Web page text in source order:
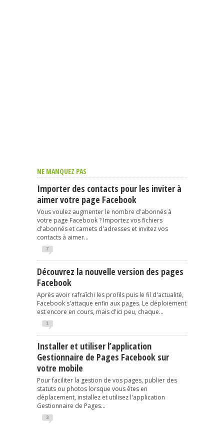
NE MANQUEZ PAS
Importer des contacts pour les inviter à
aimer votre page Facebook
Vous voulez augmenter le nombre d'abonnés à
votre page Facebook ? Importez vos fichiers
d'abonnés et carnets d'adresses et invitez vos
contacts à aimer...
7
Découvrez la nouvelle version des pages
Facebook
Après avoir rafraîchi les profils puis le fil d'actualité,
Facebook s'attaque enfin aux pages. Le déploiement
est encore en cours, mais d'ici peu, chaque...
1
Installer et utiliser l’application
Gestionnaire de Pages Facebook sur
votre mobile
Pour faciliter la gestion de vos pages, publier des
statuts ou photos lorsque vous êtes en
déplacement, installez et utilisez l'application
Gestionnaire de Pages...
3